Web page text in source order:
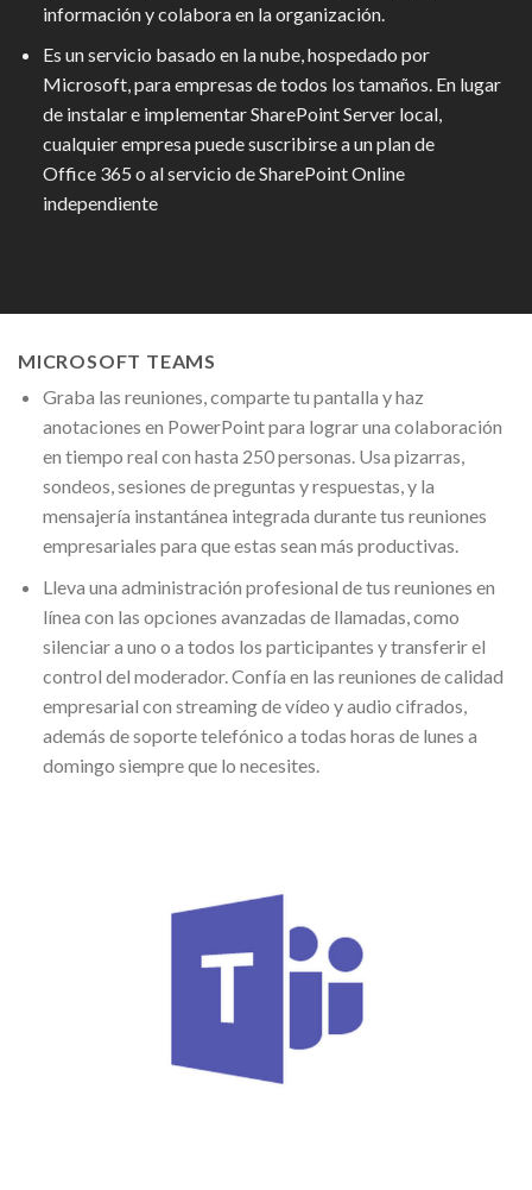
información y colabora en la organización.
Es un servicio basado en la nube, hospedado por
Microsoft, para empresas de todos los tamaños. En lugar
de instalar e implementar SharePoint Server local,
cualquier empresa puede suscribirse a un plan de
Office 365 o al servicio de SharePoint Online
independiente
MICROSOFT TEAMS
Graba las reuniones, comparte tu pantalla y haz
anotaciones en PowerPoint para lograr una colaboración
en tiempo real con hasta 250 personas. Usa pizarras,
sondeos, sesiones de preguntas y respuestas, y la
mensajería instantánea integrada durante tus reuniones
empresariales para que estas sean más productivas.
Lleva una administración profesional de tus reuniones en
línea con las opciones avanzadas de llamadas, como
silenciar a uno o a todos los participantes y transferir el
control del moderador. Confía en las reuniones de calidad
empresarial con streaming de vídeo y audio cifrados,
además de soporte telefónico a todas horas de lunes a
domingo siempre que lo necesites.